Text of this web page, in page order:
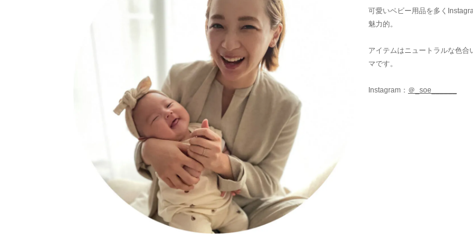
可愛いベビー用品を多く
魅力的。
アイテムはニュートラルな色
マです。
Instagram： ＠_soe______